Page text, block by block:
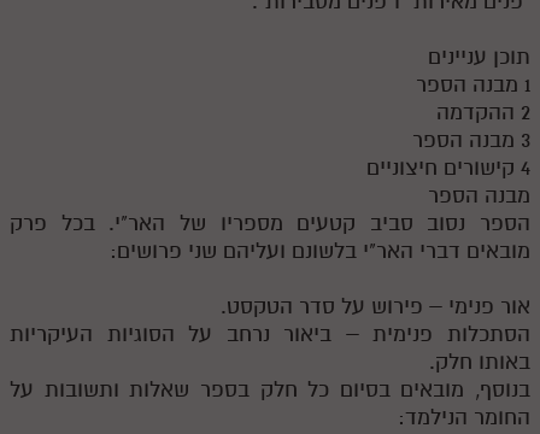
תלמוד עשר הספירות חלק ט
תלמוד עשר הספירות חלק י
תלמוד עשר הספירות חלק יא
תלמוד עשר הספירות חלק יב
תלמוד עשר הספירות חלק יג
תלמוד עשר הספירות חלק טז
בית שער הכוונות
אודות האתר
תוכן עניינים
1 מבנה הספר
2 ההקדמה
3 מבנה הספר
4 קישורים חיצוניים
מבנה הספר
הספר נסוב סביב קטעים מספריו של האר"י. בכל פרק
מובאים דברי האר"י בלשונם ועליהם שני פרושים:
אור פנימי – פירוש על סדר הטקסט.
הסתכלות פנימית – ביאור נרחב על הסוגיות העיקריות
באותו חלק.
בנוסף, מובאים בסיום כל חלק בספר שאלות ותשובות על
החומר הנילמד: